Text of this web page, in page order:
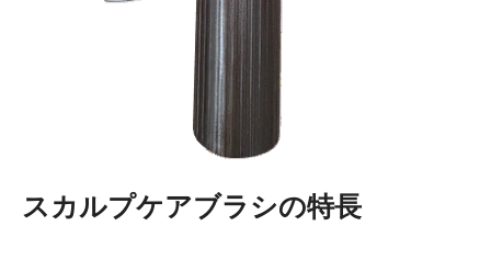
スカルプケアブラシの特長